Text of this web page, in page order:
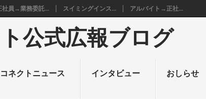
社員→業務委託... スイミングインス... アルバイト→正社...
公式広報ブログ
コネクトニュース インタビュー おしらせ